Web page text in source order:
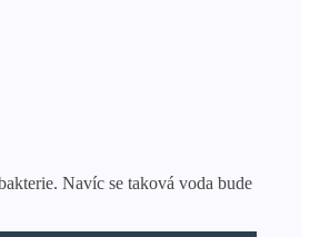
Navíc se taková voda bude